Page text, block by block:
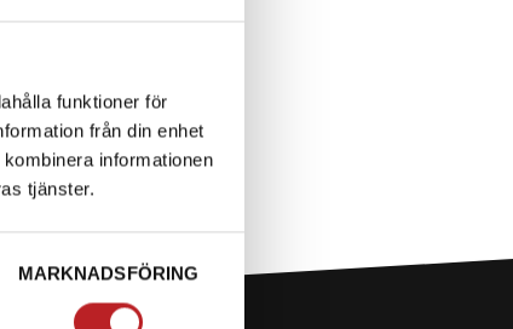
funktioner för
från din enhet
informationen
tjänster.
MARKNADSFÖRING